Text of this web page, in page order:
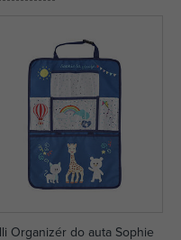
Organizér do auta Sophie